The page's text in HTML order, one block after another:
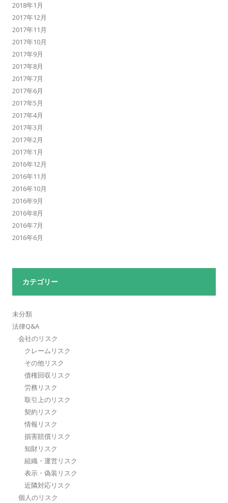
2018年1月
2017年12月
2017年11月
2017年10月
2017年9月
2017年8月
2017年7月
2017年6月
2017年5月
2017年4月
2017年3月
2017年2月
2017年1月
2016年12月
2016年11月
2016年10月
2016年9月
2016年8月
2016年7月
2016年6月
カテゴリー
未分類
法律Q&A
会社のリスク
クレームリスク
その他リスク
債権回収リスク
労務リスク
取引上のリスク
契約リスク
情報リスク
損害賠償リスク
知財リスク
組織・運営リスク
表示・偽装リスク
近隣対応リスク
個人のリスク